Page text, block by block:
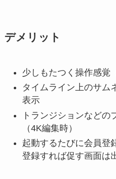
デメリット
少しもたつく操作感覚
タイムライン上のサム
表示
トランジションなどの
（4K編集時）
起動するたびに会員登
登録すれば促す画面は